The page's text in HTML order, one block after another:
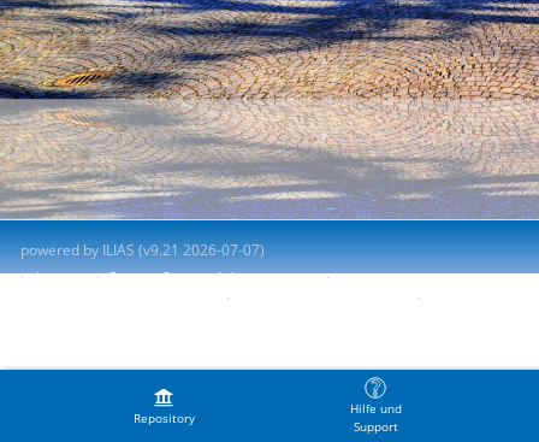
Repository
Hilfe und
Support
powered by ILIAS (v9.21 2026-07-07)
Imprint
Contact System Administration